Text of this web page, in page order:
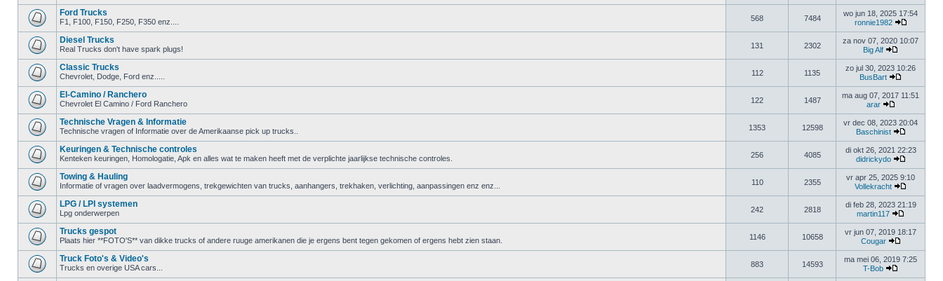
Ford Trucks
F1, F100, F150, F250, F350 enz.... 568 7484
wo jun 18, 2025 17:54
ronnie1982
Diesel Trucks
Real Trucks don't have spark plugs! 131 2302
za nov 07, 2020 10:07
Big Alf
Classic Trucks
Chevrolet, Dodge, Ford enz..... 112 1135
zo jul 30, 2023 10:26
BusBart
El-Camino / Ranchero
Chevrolet El Camino / Ford Ranchero 122 1487
ma aug 07, 2017 11:51
arar
Technische Vragen & Informatie
Technische vragen of Informatie over de Amerikaanse pick up trucks.. 1353 12598
vr dec 08, 2023 20:04
Baschinist
Keuringen & Technische controles
Kenteken keuringen, Homologatie, Apk en alles wat te maken heeft met de verplichte jaarlijkse technische controles. 256 4085
di okt 26, 2021 22:23
didrickydo
Towing & Hauling
Informatie of vragen over laadvermogens, trekgewichten van trucks, aanhangers, trekhaken, verlichting, aanpassingen enz enz... 110 2355
vr apr 25, 2025 9:10
Vollekracht
LPG / LPI systemen
Lpg onderwerpen 242 2818
di feb 28, 2023 21:19
martin117
Trucks gespot
Plaats hier **FOTO'S** van dikke trucks of andere ruuge amerikanen die je ergens bent tegen gekomen of ergens hebt zien staan. 1146 10658
vr jun 07, 2019 18:17
Cougar
Truck Foto's & Video's
Trucks en overige USA cars... 883 14593
ma mei 06, 2019 7:25
T-Bob